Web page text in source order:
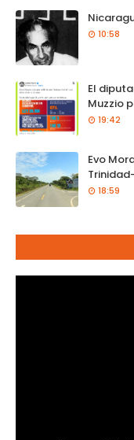
10:58
El
Muzzio
19:42
Evo
18:59